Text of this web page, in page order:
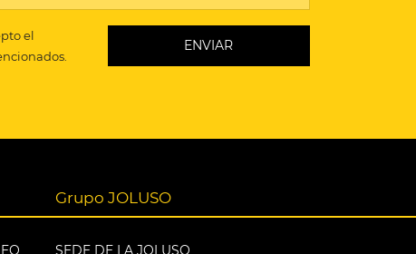
el
Grupo JOLUSO
SEDE DE LA JOLUSO